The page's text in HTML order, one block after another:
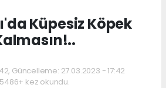
Küpesiz Köpek
Güncelleme: 27.03.2023 - 17:42
5486+ kez okundu.